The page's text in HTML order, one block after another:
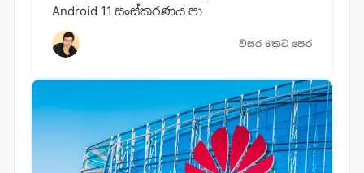
Android 11 සංස්කරණය පා
වසර 6කට පෙර